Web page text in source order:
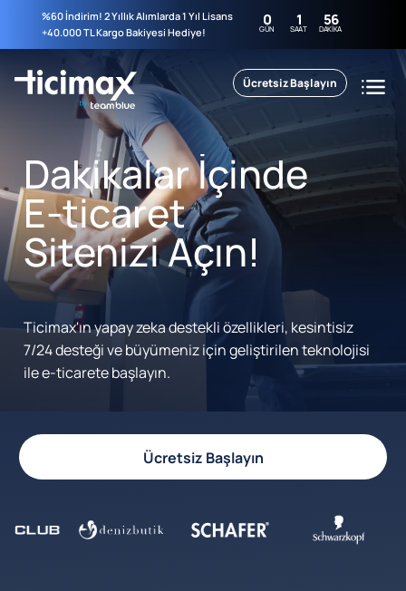
%60 İndirim! 2 Yıllık Alımlarda 1 Yıl Lisans
+40.000 TL Kargo Bakiyesi Hediye!
0
GÜN 1
SAAT 56
DAKIKA
Ücretsiz Başlayın
Dakikalar İçinde
E-ticaret
Sitenizi Açın!
Ticimax'ın yapay zeka destekli özellikleri, kesintisiz
7/24 desteği ve büyümeniz için geliştirilen teknolojisi
ile e-ticarete başlayın.
Ücretsiz Başlayın